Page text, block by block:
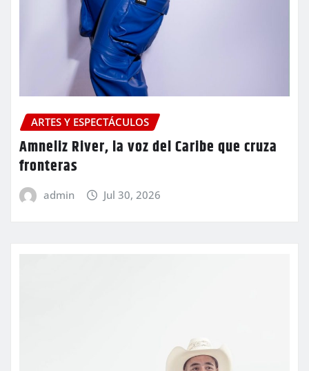
ARTES Y ESPECTÁCULOS
Amneliz River, la voz del Caribe que cruza
fronteras
admin Jul 30, 2026